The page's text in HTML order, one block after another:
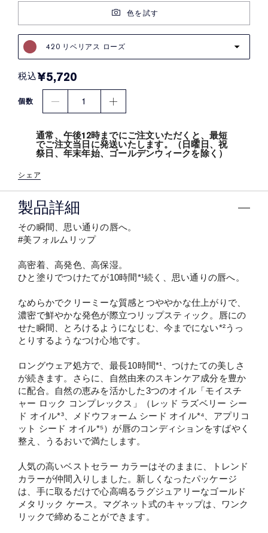
色を試す
420 リベリアス ローズ
税込¥5,720
個数 1
通常、午後12時までにご注文いただくと、最短
でご注文当日に発送いたします。（日曜日、祝
祭日、年末年始、ゴールデンウィークを除く）
シェア
製品詳細
その瞬間、思い通りの唇へ。
#美フォルムリップ
高密着、高発色、高保湿。
ひと塗りでつけたてが10時間*¹続く、思い通りの唇へ。
なめらかでクリーミーな質感とつややかな仕上がりで、
濃密で鮮やかな発色が際立つリップスティック。唇にの
せた瞬間、とろけるようになじむ、今までにない*²うっ
とりするようなつけ心地です。
ロングウェア処方で、最長10時間*¹、つけたての美しさ
が続きます。さらに、自然由来のスキンケア成分を豊か
に配合。自然の恵みを活かした3つのオイル「モイスチ
ャー ロック コンプレックス」（レッド ラズベリー シー
ド オイル*³、メドウフォーム シード オイル*⁴、アプリコ
ット シード オイル*⁵）が唇のコンディションをすばやく
整え、うるおいで満たします。
人気の高いベストセラー カラーはそのままに、トレンド
カラーが仲間入りしました。新しくなったパッケージ
は、手に取るだけで心高鳴るラグジュアリーなゴールド
メタリック ケース。マグネット式のキャップは、ワンク
リックで締めることができます。